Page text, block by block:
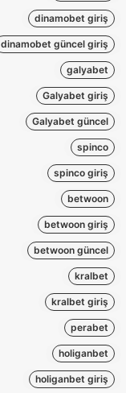
dinamobet giriş
dinamobet güncel giriş
galyabet
Galyabet giriş
Galyabet güncel
spinco
spinco giriş
betwoon
betwoon giriş
betwoon güncel
kralbet
kralbet giriş
perabet
holiganbet
holiganbet giriş